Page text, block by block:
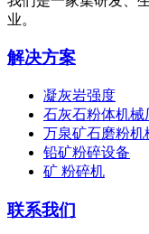
业。
解决方案
凝灰岩强度
石灰石粉体机
万泉矿石磨粉机
铅矿粉碎设备
矿 粉碎机
联系我们